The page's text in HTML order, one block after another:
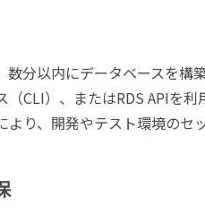
数分以内にデータベースを構
（CLI）、またはRDS APIを
り、開発やテスト環境のセ